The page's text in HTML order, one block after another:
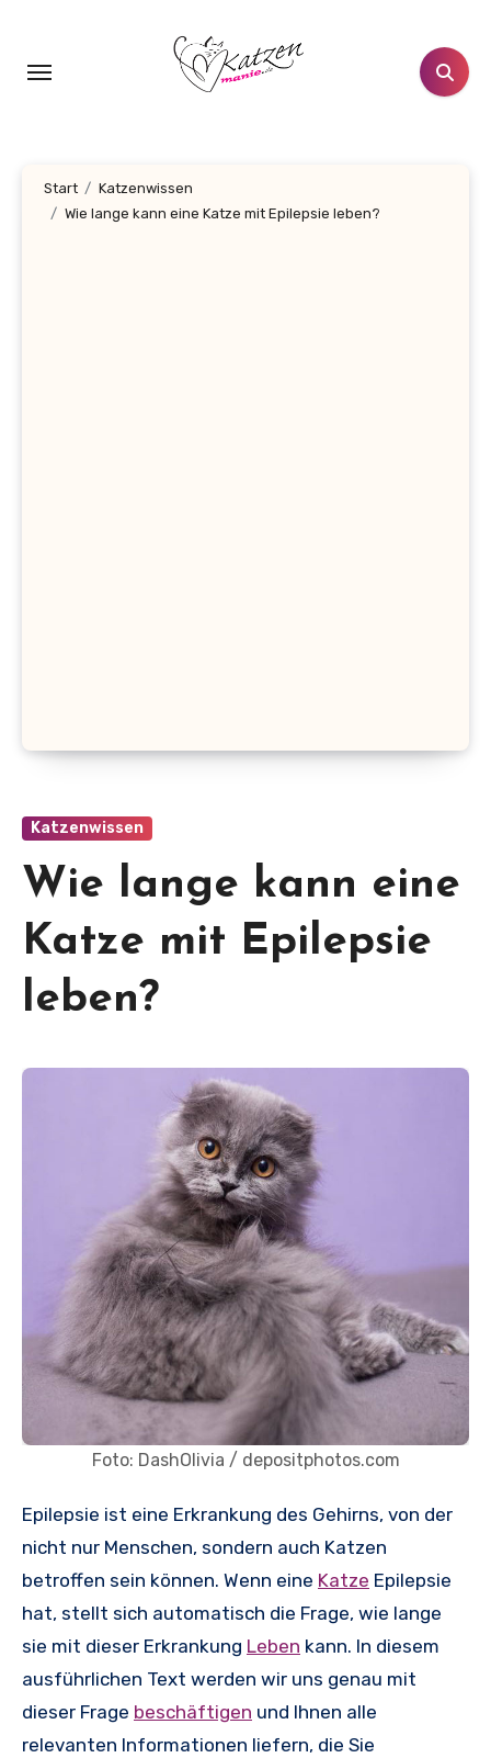
springen
Start
Katzenwissen
Wie lange kann eine Katze mit Epilepsie leben?
Katzenwissen
Wie lange kann eine
Katze mit Epilepsie
leben?
Foto: DashOlivia / depositphotos.com
Epilepsie ist eine Erkrankung des Gehirns, von der
nicht nur Menschen, sondern auch Katzen
betroffen sein können. Wenn eine Katze Epilepsie
hat, stellt sich automatisch die Frage, wie lange
sie mit dieser Erkrankung Leben kann. In diesem
ausführlichen Text werden wir uns genau mit
dieser Frage beschäftigen und Ihnen alle
relevanten Informationen liefern, die Sie